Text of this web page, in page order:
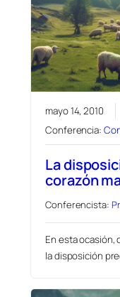
mayo 14, 2010
Conferencia:
La
corazón
Conferencista:
En esta
la disposición